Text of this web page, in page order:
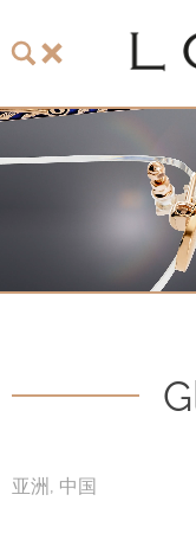
亚洲, 中国
LOTOS 2026 眼镜系
LOTOS 150周年纪念
One-of-One至臻唯
LOTOS 零售店